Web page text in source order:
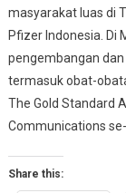
masyarakat luas di
Pfizer Indonesia. Di
pengembangan
termasuk obat-
The Gold Standard
Communications
Share this: